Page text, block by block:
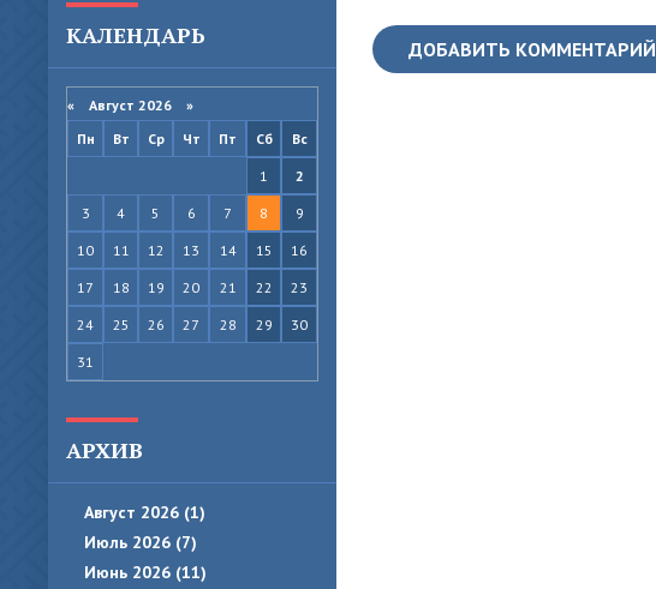
КАЛЕНДАРЬ
« Август 2026 »
Пн
Вт Ср Чт Пт Сб Вс
1 2
3 4 5 6 7 8 9
10 11 12 13 14 15 16
17 18 19 20 21 22 23
24 25 26 27 28 29 30
31
АРХИВ
Август 2026 (1)
Июль 2026 (7)
Июнь 2026 (11)
ДОБАВИТЬ КОММЕНТАРИЙ